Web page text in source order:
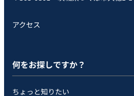
アクセス
何をお探しですか？
ちょっと知りたい